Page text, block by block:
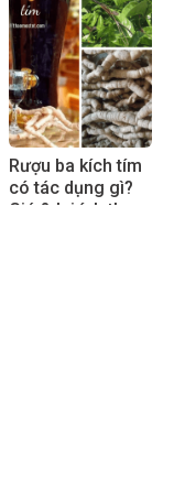
Rượu ba kích tím
có tác dụng gì?
Giá & lợi ích thực